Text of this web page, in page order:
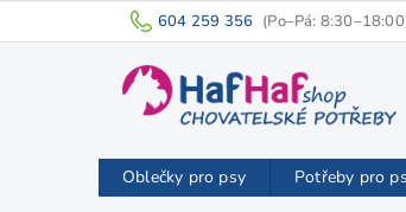
na
604 259 356
Oblečky pro psy Potřeby pro